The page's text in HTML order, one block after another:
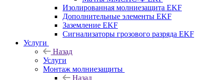
Изолированная молниезащита EKF
Дополнительные элементы EKF
Заземление EKF
Сигнализаторы грозового разряда EKF
Услуги
Назад
Услуги
Монтаж молниезащиты
Назад